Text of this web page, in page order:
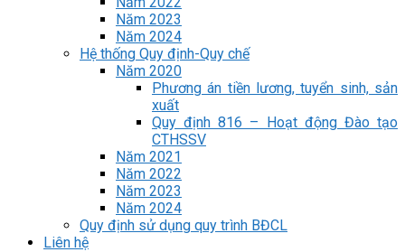
Năm 2023
Năm 2024
Hệ thống Quy định-Quy chế
Năm 2020
Phương án tiền lương, tuyển sinh, sản
xuất
Quy định 816 – Hoạt động Đào tạo
CTHSSV
Năm 2021
Năm 2022
Năm 2023
Năm 2024
Quy định sử dụng quy trình BĐCL
Liên hệ